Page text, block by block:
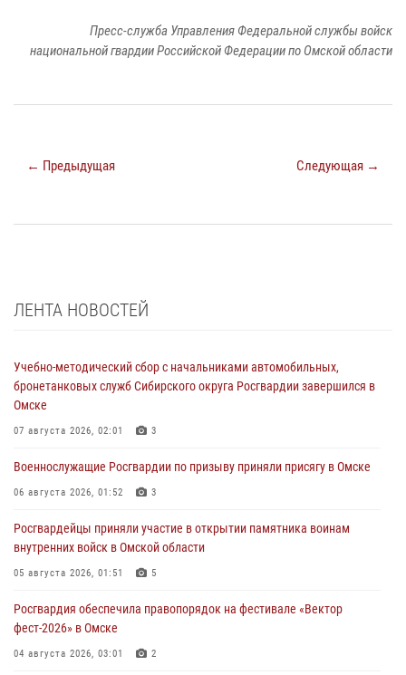
Пресс-служба Управления Федеральной службы войск
национальной гвардии Российской Федерации по Омской области
← Предыдущая Следующая →
ЛЕНТА НОВОСТЕЙ
Учебно-методический сбор с начальниками автомобильных,
бронетанковых служб Сибирского округа Росгвардии завершился в
Омске
07 августа 2026, 02:01 3
Военнослужащие Росгвардии по призыву приняли присягу в Омске
06 августа 2026, 01:52 3
Росгвардейцы приняли участие в открытии памятника воинам
внутренних войск в Омской области
05 августа 2026, 01:51 5
Росгвардия обеспечила правопорядок на фестивале «Вектор
фест-2026» в Омске
04 августа 2026, 03:01 2